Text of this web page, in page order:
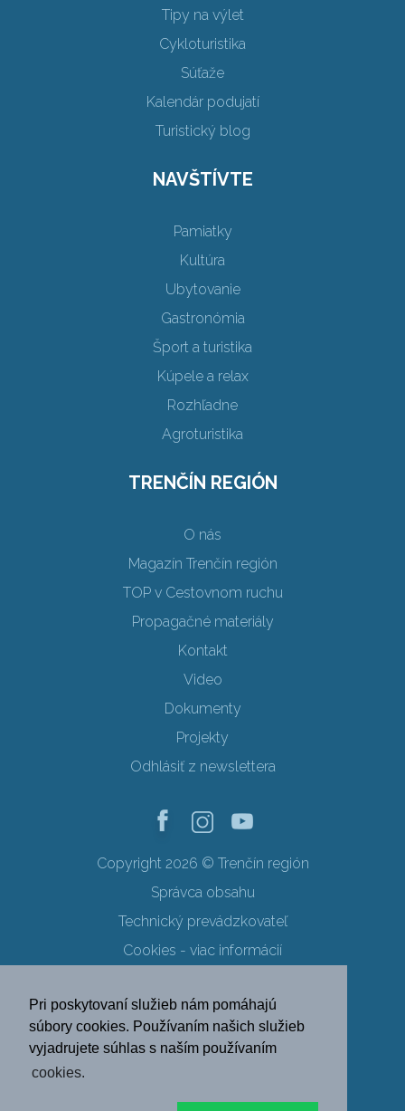
Pri poskytovaní služieb nám pomáhajú
súbory cookies. Používaním našich služieb
vyjadrujete súhlas s naším používaním
cookies.
Tipy na výlet
Cykloturistika
Súťaže
Kalendár podujatí
Turistický blog
NAVŠTÍVTE
Pamiatky
Kultúra
Ubytovanie
Gastronómia
Šport a turistika
Kúpele a relax
Rozhľadne
Agroturistika
TRENČÍN REGIÓN
O nás
Magazín Trenčín región
TOP v Cestovnom ruchu
Propagačné materiály
Kontakt
Video
Dokumenty
Projekty
Odhlásiť z newslettera
Copyright 2026 © Trenčín región
Správca obsahu
Technický prevádzkovateľ
Cookies - viac informácií
Ochrana osobných údajov
SK EN DE
PL